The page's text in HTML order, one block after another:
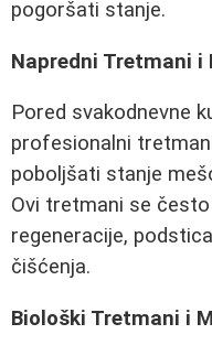
pogoršati stanje.
Napredni Tretmani i
Pored svakodnevne
profesionalni
poboljšati stanje
Ovi tretmani se
regeneracije,
čišćenja.
Biološki Tretmani i